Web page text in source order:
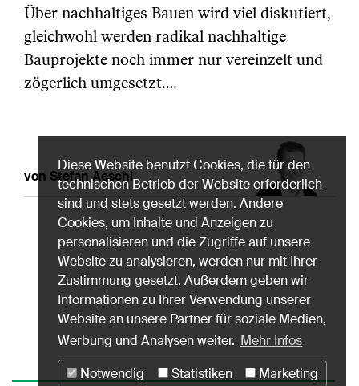
Über nachhaltiges Bauen wird viel diskutiert,
gleichwohl werden radikal nachhaltige
Bauprojekte noch immer nur vereinzelt und
zögerlich umgesetzt.…
von Stefan Aeschi
Diese Website benutzt Cookies, die für den
technischen Betrieb der Website erforderlich
sind und stets gesetzt werden. Andere
Cookies, um Inhalte und Anzeigen zu
personalisieren und die Zugriffe auf unsere
Website zu analysieren, werden nur mit Ihrer
Zustimmung gesetzt. Außerdem geben wir
Informationen zu Ihrer Verwendung unserer
Website an unsere Partner für soziale Medien,
Werbung und Analysen weiter. Mehr Infos
Notwendig
Statistiken Marketing